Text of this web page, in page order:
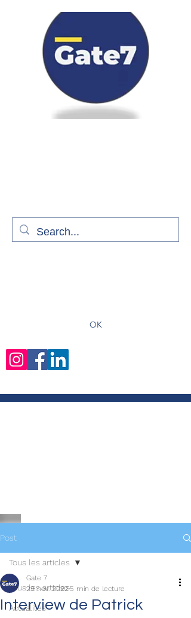
OK
Post
Tous les articles
Actualités
Tous les articles
Interview de Patrick
Gate 7
29 nov. 20225 min de lecture